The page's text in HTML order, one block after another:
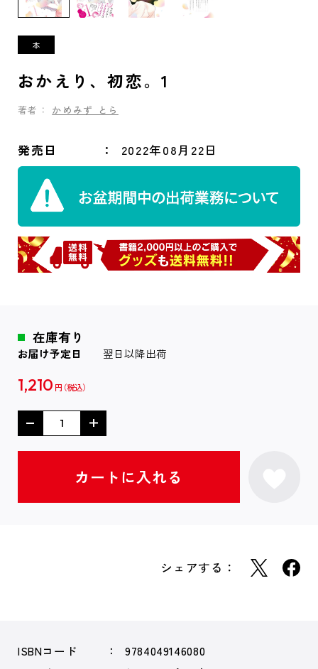
おかえり、初恋。1
著者： かめみず とら
発売日 2022年08月22日
在庫有り
お届け予定日 翌日以降出荷
1,210 円
シェアする：
ISBNコード
9784049146080